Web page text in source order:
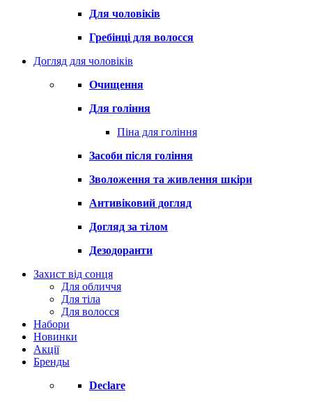
Для чоловіків
Гребінці для волосся
Догляд для чоловіків
Очищення
Для гоління
Піна для гоління
Засоби після гоління
Зволоження та живлення шкіри
Антивіковий догляд
Догляд за тілом
Дезодоранти
Захист від сонця
Для обличчя
Для тіла
Для волосся
Набори
Новинки
Акції
Бренды
Declare